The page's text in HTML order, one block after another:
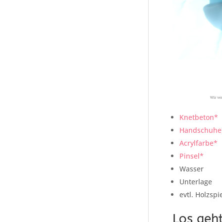
Knetbeton*
Acrylfarbe*
Pinsel*
Wasser
Unterlage
evtl.
Los